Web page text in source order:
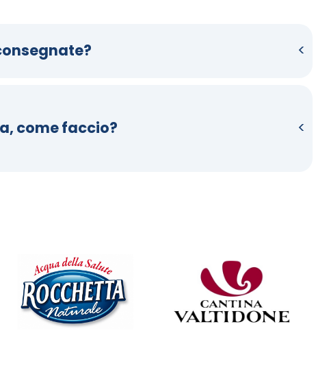
come faccio?